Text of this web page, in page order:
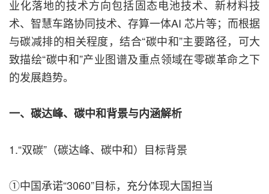
业化落地的技术方向包括固态电池技术、新材料技
术、智慧车路协同技术、存算一体AI 芯片等；而根据
与碳减排的相关程度，结合“碳中和”主要路径，可大
致描绘“碳中和”产业图谱及重点领域在零碳革命之下
的发展趋势。
一、碳达峰、碳中和背景与内涵解析
1.“双碳”（碳达峰、碳中和）目标背景
①中国承诺“3060”目标，充分体现大国担当